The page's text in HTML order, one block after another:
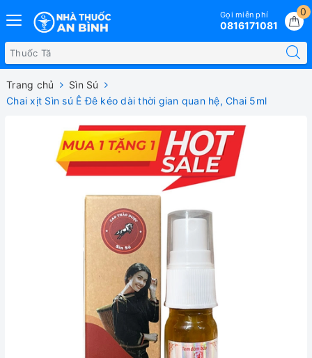
0
Gọi miễn phí
0816171081
Trang chủ
Sìn Sú
Chai xịt Sìn sú Ê Đê kéo dài thời gian quan hệ, Chai 5ml